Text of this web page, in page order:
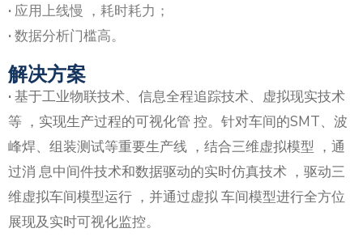
· 应用上线慢 ，耗时耗力；
· 数据分析门槛高。
解决方案
· 基于工业物联技术、信息全程追踪技术、虚拟现实技术
等 ，实现生产过程的可视化管 控。针对车间的SMT、波
峰焊、组装测试等重要生产线 ，结合三维虚拟模型 ，通
过消 息中间件技术和数据驱动的实时仿真技术 ，驱动三
维虚拟车间模型运行 ，并通过虚拟 车间模型进行全方位
展现及实时可视化监控。